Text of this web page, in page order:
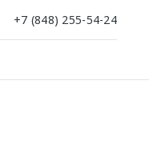
+7 (848) 255-54-24